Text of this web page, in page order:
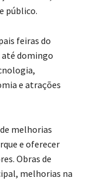
público.
feiras do
até domingo
e atrações
melhorias
e oferecer
Obras de
melhorias na